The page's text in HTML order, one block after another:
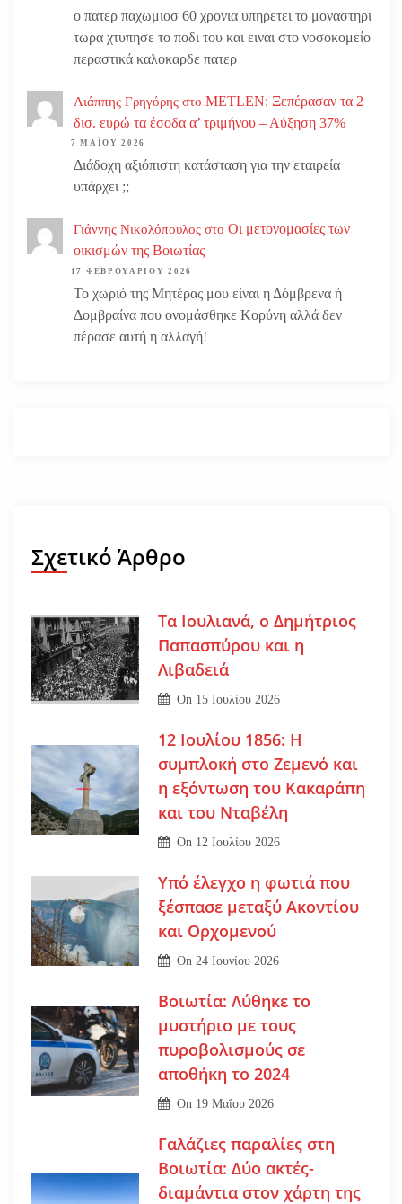
ο πατερ παχωμιοσ 60 χρονια υπηρετει το μοναστηρι
τωρα χτυπησε το ποδι του και ειναι στο νοσοκομείο
περαστικά καλοκαρδε πατερ
Λιάππης Γρηγόρης στο METLEN: Ξεπέρασαν τα 2
δισ. ευρώ τα έσοδα α’ τριμήνου – Αύξηση 37%
7 ΜΑΪ́ΟΥ 2026
Διάδοχη αξιόπιστη κατάσταση για την εταιρεία
υπάρχει ;;
Γιάννης Νικολόπουλος στο Οι μετονομασίες των
οικισμών της Βοιωτίας
17 ΦΕΒΡΟΥΑΡΊΟΥ 2026
Το χωριό της Μητέρας μου είναι η Δόμβρενα ή
Δομβραίνα που ονομάσθηκε Κορύνη αλλά δεν
πέρασε αυτή η αλλαγή!
Σχετικό Άρθρο
Τα Ιουλιανά, ο Δημήτριος
Παπασπύρου και η
Λιβαδειά
On 15 Ιουλίου 2026
12 Ιουλίου 1856: Η
συμπλοκή στο Ζεμενό και
η εξόντωση του Κακαράπη
και του Νταβέλη
On 12 Ιουλίου 2026
Υπό έλεγχο η φωτιά που
ξέσπασε μεταξύ Ακοντίου
και Ορχομενού
On 24 Ιουνίου 2026
Βοιωτία: Λύθηκε το
μυστήριο με τους
πυροβολισμούς σε
αποθήκη το 2024
On 19 Μαΐου 2026
Γαλάζιες παραλίες στη
Βοιωτία: Δύο ακτές-
διαμάντια στον χάρτη της